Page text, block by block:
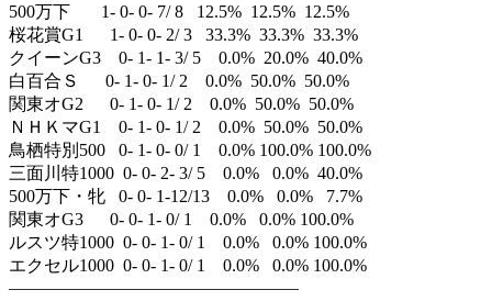
500万下 1- 0- 0- 7/ 8 12.5% 12.5% 12.5%
桜花賞G1 1- 0- 0- 2/ 3 33.3% 33.3% 33.3%
クイーンG3 0- 1- 1- 3/ 5 0.0% 20.0% 40.0%
白百合Ｓ 0- 1- 0- 1/ 2 0.0% 50.0% 50.0%
関東オG2 0- 1- 0- 1/ 2 0.0% 50.0% 50.0%
ＮＨＫマG1 0- 1- 0- 1/ 2 0.0% 50.0% 50.0%
鳥栖特別500 0- 1- 0- 0/ 1 0.0% 100.0% 100.0%
三面川特1000 0- 0- 2- 3/ 5 0.0% 0.0% 40.0%
500万下・牝 0- 0- 1-12/13 0.0% 0.0% 7.7%
関東オG3 0- 0- 1- 0/ 1 0.0% 0.0% 100.0%
ルスツ特1000 0- 0- 1- 0/ 1 0.0% 0.0% 100.0%
エクセル1000 0- 0- 1- 0/ 1 0.0% 0.0% 100.0%
————————————————–